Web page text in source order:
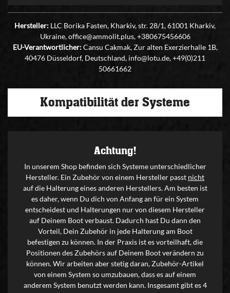
Hersteller: LLC Borika Fasten, Kharkiv, str. 28/1, 61001 Kharkiv,
Ukraine, office@ammolit.plus, +380675456606
EU-Verantwortlicher:Cansu Cakmak, Zur alten Exerzierhalle 1B,
40476 Düsseldorf, Deutschland, info@lotu.de, +49(0)211
50661662
Kompatibilität der Systeme
Achtung!
In unserem Shop befinden sich Systeme unterschiedlicher
Hersteller. Ein Zubehör von einem Hersteller passt nicht
auf die Halterung eines anderen Herstellers. Am besten ist
es daher, wenn Du dich von Anfang an für ein System
entscheidest und Halterungen nur von diesem Hersteller
auf Deinem Boot verbaust. Dadurch hast Du dann den
Vorteil, Dein Zubehör in jede Halterung am Boot
befestigen zu können. In der Praxis ist es vorteilhaft, die
Positionen des Zubehörs auf Deinem Boot verändern zu
können. Wir arbeiten aber stetig daran, Zubehör-Artikel
von einem System so umzubauen, dass es auf einem
anderem System benutzt werden kann. Insgesamt gibt es 4